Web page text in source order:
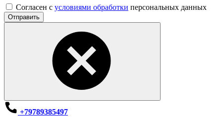
Согласен с условиями обработки персональных данных
Отправить
+79789385497